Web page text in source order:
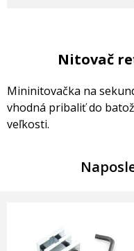
Nitovač
Mininitovačka na
vhodná pribaliť do
veľkosti.